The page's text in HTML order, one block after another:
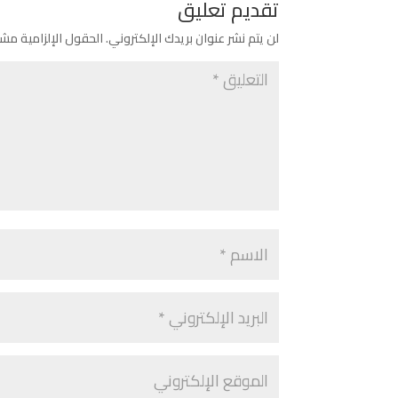
تقديم تعليق
لن يتم نشر عنوان بريدك الإلكتروني.الحقول الإلزامية